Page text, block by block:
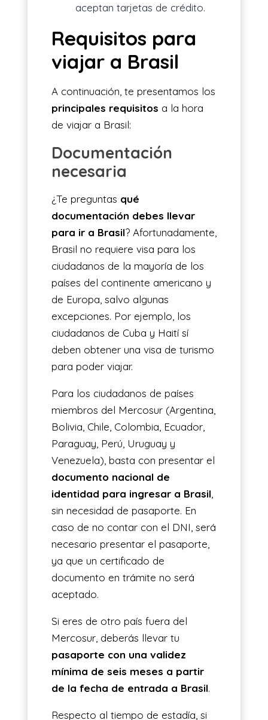
aceptan tarjetas de crédito.
Requisitos para
viajar a Brasil
A continuación, te presentamos los
principales requisitos a la hora
de viajar a Brasil:
Documentación
necesaria
¿Te preguntas qué
documentación debes llevar
para ir a Brasil? Afortunadamente,
Brasil no requiere visa para los
ciudadanos de la mayoría de los
países del continente americano y
de Europa, salvo algunas
excepciones. Por ejemplo, los
ciudadanos de Cuba y Haití sí
deben obtener una visa de turismo
para poder viajar.
Para los ciudadanos de países
miembros del Mercosur (Argentina,
Bolivia, Chile, Colombia, Ecuador,
Paraguay, Perú, Uruguay y
Venezuela), basta con presentar el
documento nacional de
identidad para ingresar a Brasil
sin necesidad de pasaporte. En
caso de no contar con el DNI, será
necesario presentar el pasaporte,
ya que un certificado de
documento en trámite no será
aceptado.
Si eres de otro país fuera del
Mercosur, deberás llevar tu
pasaporte con una validez
mínima de seis meses a partir
de la fecha de entrada a Brasil.
Respecto al tiempo de estadía, si